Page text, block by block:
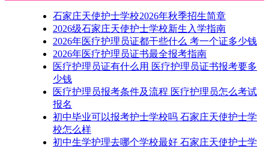
石家庄天使护士学校2026年秋季招生简章
2026级石家庄天使护士学校新生入学指南
2026年医疗护理员证都干些什么 考一个证多少钱
2026年医疗护理员证书最全报考指南
医疗护理员证有什么用 医疗护理员证书报考要多
少钱
医疗护理员报考条件及流程 医疗护理员怎么考试
报名
初中毕业可以报考护士学校吗 石家庄天使护士学
校怎么样
初中生学护理去哪个学校最好 石家庄天使护士学